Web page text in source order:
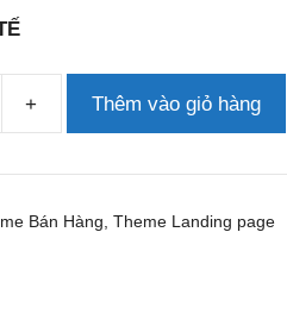
+ Thêm vào giỏ hàng
Bán Hàng, Theme Landing page